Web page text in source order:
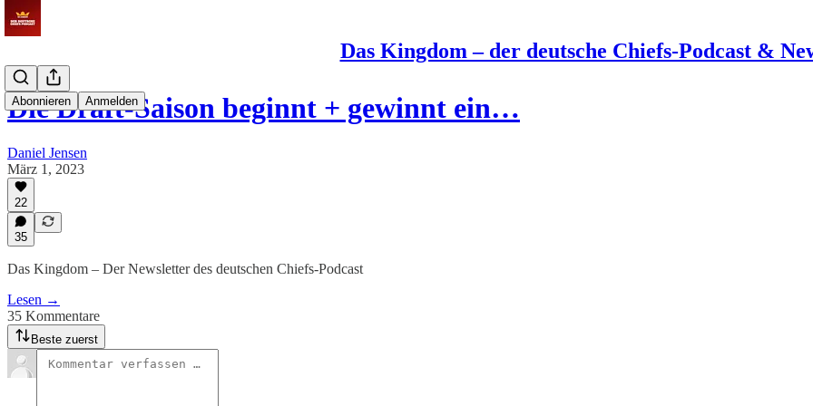
Das Kingdom – der deutsche Chiefs-Podcast &
Abonnieren Anmelden
Die Draft-Saison beginnt + gewinnt ein…
Daniel Jensen
März 1, 2023
22
35
Das Kingdom – Der Newsletter des deutschen Chiefs-Podcast
Lesen →
35 Kommentare
Beste zuerst